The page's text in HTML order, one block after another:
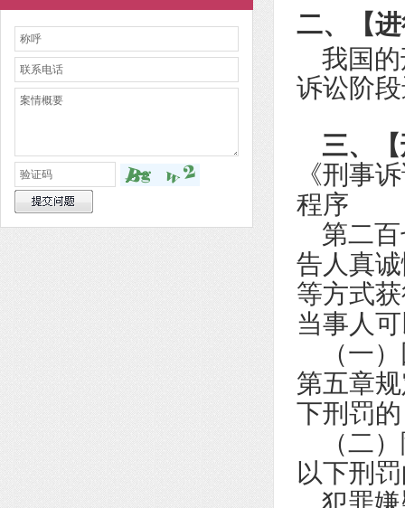
二、【
我国
诉讼阶
三、
《刑事
程序
第二百
告人真
等方式
当事人
（一）
第五章
下刑罚
（二）
以下刑